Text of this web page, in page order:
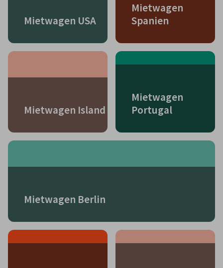
Mietwagen USA
Mietwagen
Spanien
Mietwagen Island
Mietwagen
Portugal
Mietwagen Berlin